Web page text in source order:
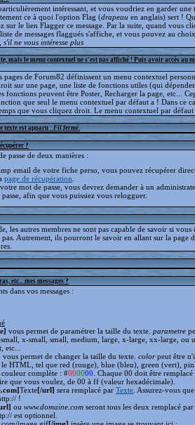
intéressant, et vous voudriez en garder une
ce à quoi l'option Flag (drapeau en anglais) sert !
sur le lien Flagger ce message. Par la suite, quand vous
de messages flaggués s'affiche, et vous pouvez au
s'il ne vous intéresse plus
mais le menu contextuel ne s'est pas affiché ! Puis avoir accès au
pages de Forum82 définissent un menu contextuel
sur une page, une liste de fonctions utiles (qui
fonctions peuvent être Poster, Recharger la page, etc...
que seul le menu contextuel par défaut a ! Dans ce
que vous cliquez droit. Le menu contextuel par
texte est apparu : Fil fermé
?
passe de deux manières :
email de votre fiche perso, vous pouvez récupérer
page de récupération
mot de passe, vous devrez demander à un
afin que vous puissiez vous relogguer.
les autres membres ne sont pas capable de savoir si vous
Autrement, ils pourront le savoir en allant sur la page
etc... mes messages ?
dans vos messages :
vous permet de paramétrer la taille du texte. parametre
x-small, small, medium, large, x-large, xx-large, ou
etc...
vous permet de changer la taille du texte. colorpeut être
HTML, tel que red (rouge), blue (bleu), green (vert),
complète : #000000 . Chaque 00 doit être
que vous voulez, de 00 à ff (valeur hexadécimale).
Texte[/url] sera remplacé par Texte . Assurez-vous
!
ou www.domaine.com seront tous les deux remplacé par
est optionnel.
image.gif[/img] insère une image se trouvant ici :